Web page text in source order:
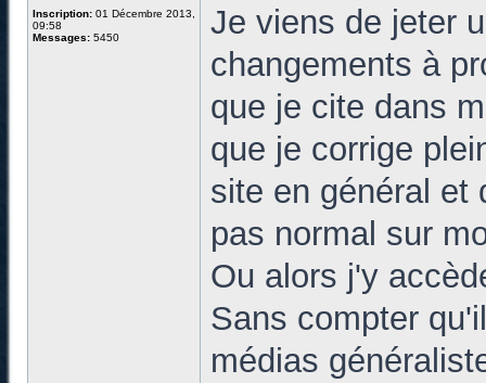
Inscription: 01 Décembre 2013,
09:58
Messages: 5450
Je viens de jeter
changements à
que je cite dans
que je corrige
site en général et
pas normal sur
Ou alors j'y
Sans compter
médias